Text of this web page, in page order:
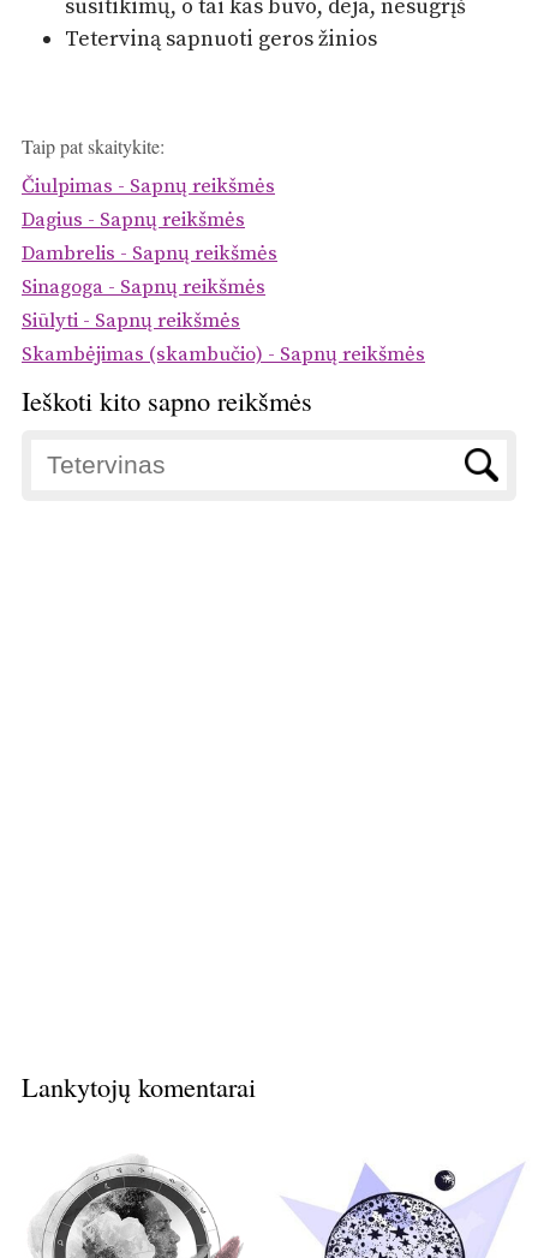
susitikimų, o tai kas buvo, deja, nesugrįš
Teterviną sapnuoti geros žinios
Taip pat skaitykite:
Čiulpimas - Sapnų reikšmės
Dagius - Sapnų reikšmės
Dambrelis - Sapnų reikšmės
Sinagoga - Sapnų reikšmės
Siūlyti - Sapnų reikšmės
Skambėjimas (skambučio) - Sapnų reikšmės
Ieškoti kito sapno reikšmės
Lankytojų komentarai